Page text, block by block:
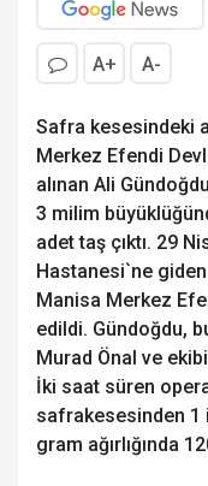
A+ A-
Safra kesesindeki
Merkez Efendi
alınan Ali
3 milim
adet taş çıktı. 29
Hastanesi`ne
Manisa Merkez
edildi. Gündoğdu,
Murad Önal ve
İki saat süren
safrakesesinden 1
gram ağırlığında